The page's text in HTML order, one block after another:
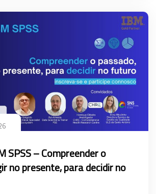
SPSS – Compreender o
no presente, para decidir no